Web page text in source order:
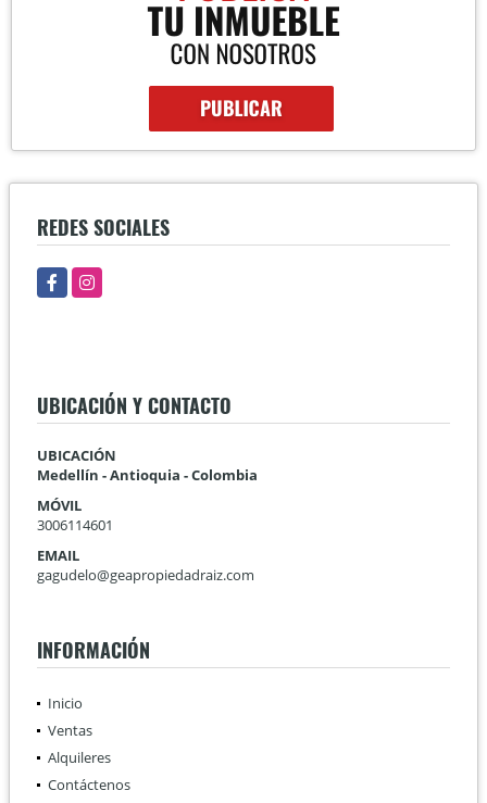
REDES SOCIALES
FacebookInstagram
UBICACIÓN Y CONTACTO
UBICACIÓN
Medellín - Antioquia - Colombia
MÓVIL
3006114601
EMAIL
gagudelo@geapropiedadraiz.com
INFORMACIÓN
Inicio
Ventas
Alquileres
Contáctenos